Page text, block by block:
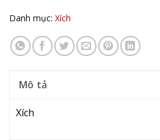
Danh mục: Xích
Mô tả
Xích